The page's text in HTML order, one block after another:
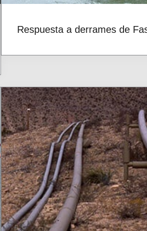
Respuesta a derrames de